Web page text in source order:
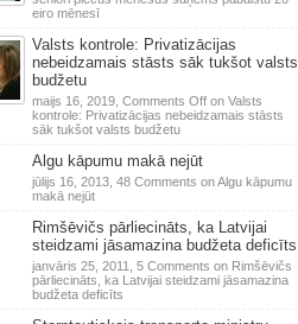
eiro mēnesī
Valsts kontrole: Privatizācijas
nebeidzamais stāsts sāk tukšot valsts
budžetu
maijs 16, 2019, Comments Offon Valsts
kontrole: Privatizācijas nebeidzamais stāsts
sāk tukšot valsts budžetu
Algu kāpumu makā nejūt
jūlijs 16, 2013, 48 Comments on Algu kāpumu
makā nejūt
Rimšēvičs pārliecināts, ka Latvijai
steidzami jāsamazina budžeta deficīts
janvāris 25, 2011, 5 Comments on Rimšēvičs
pārliecināts, ka Latvijai steidzami jāsamazina
budžeta deficīts